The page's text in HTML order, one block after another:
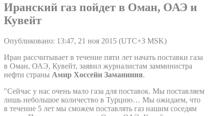
Иранский газ пойдет в Оман, ОАЭ и
Кувейт
Опубликовано: 13:47, 21 ноя 2015 (UTC+3 MSK)
Иран рассчитывает в течение пяти лет начать поставки газа
в Оман, ОАЭ, Кувейт, заявил журналистам замминистра
нефти страны Амир Хоссейн Заманиния.
"Сейчас у нас очень мало газа для поставок. Мы поставляем
лишь небольшое количество в Турцию… Мы ожидаем, что
в течение 5 лет мы сможем поставлять газ нашим соседям